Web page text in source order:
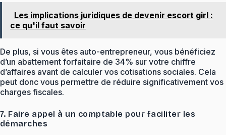
Les implications juridiques de devenir escort girl :
ce qu'il faut savoir
De plus, si vous êtes auto-entrepreneur, vous bénéficiez
d’un abattement forfaitaire de 34% sur votre chiffre
d’affaires avant de calculer vos cotisations sociales. Cela
peut donc vous permettre de réduire significativement vos
charges fiscales.
7. Faire appel à un comptable pour faciliter les
démarches